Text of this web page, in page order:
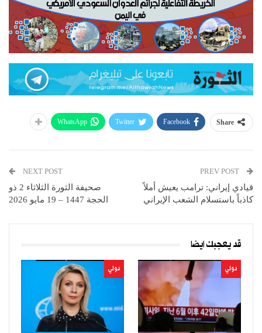
Share
Facebook
Twitter
WhatsApp
قيادي إيراني: ترامب يعيش أملاً
كاذباً باستسلام الشعب الإيراني
NEXT POST
صحيفة الثورة الثلاثاء 2 ذو
الحجة 1447 – 19 مايو 2026
قد يعجبك ايضا
دولي دولي